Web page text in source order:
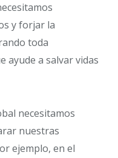
y forjar la
toda
ayude a salvar vidas
necesitamos
nuestras
ejemplo, en el